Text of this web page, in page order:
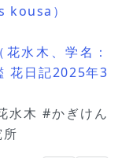
kousa）
水木、学名：
花日記2025年3
水木 #かぎけん